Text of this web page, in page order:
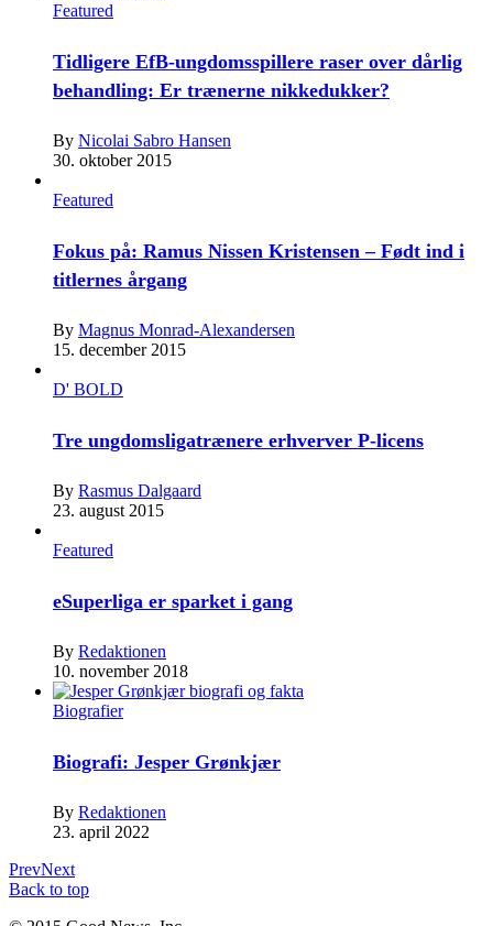
Featured
Tidligere EfB-ungdomsspillere raser over dårlig
behandling: Er trænerne nikkedukker?
By Nicolai Sabro Hansen
30. oktober 2015
Featured
Fokus på: Ramus Nissen Kristensen – Født ind i
titlernes årgang
By Magnus Monrad-Alexandersen
15. december 2015
D' BOLD
Tre ungdomsligatrænere erhverver P-licens
By Rasmus Dalgaard
23. august 2015
Featured
eSuperliga er sparket i gang
By Redaktionen
10. november 2018
Biografier
Biografi: Jesper Grønkjær
By Redaktionen
23. april 2022
PrevNext
Back to top